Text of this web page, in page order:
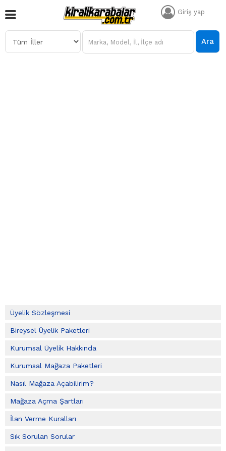
Giriş yap
Ara
Üyelik Sözleşmesi
Bireysel Üyelik Paketleri
Kurumsal Üyelik Hakkında
Kurumsal Mağaza Paketleri
Nasıl Mağaza Açabilirim?
Mağaza Açma Şartları
İlan Verme Kuralları
Sık Sorulan Sorular